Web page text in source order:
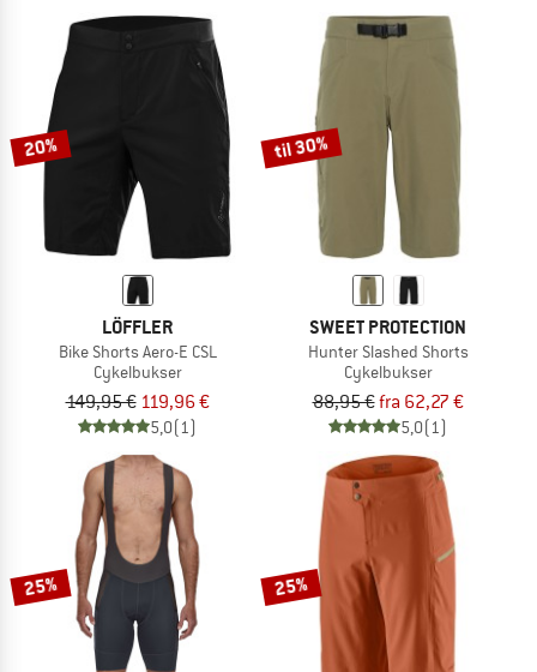
20%
LÖFFLER
Bike Shorts Aero-E CSL
Cykelbukser
149,95 € 119,96 €
5,0(1)
til 30%
SWEET PROTECTION
Hunter Slashed Shorts
Cykelbukser
88,95 €fra 62,27 €
5,0(1)
25% 25%